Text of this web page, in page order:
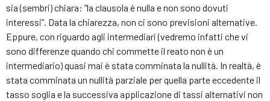
sia (sembri) chiara: “la clausola è nulla e non sono dovuti
interessi”. Data la chiarezza, non ci sono previsioni alternative.
Eppure, con riguardo agli intermediari (vedremo infatti che vi
sono differenze quando chi commette il reato non è un
intermediario) quasi mai è stata comminata la nullità. In realtà, è
stata comminata un nullità parziale per quella parte eccedente il
tasso soglia e la successiva applicazione di tassi alternativi non